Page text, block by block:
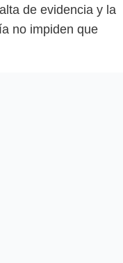
de evidencia y la
no impiden que